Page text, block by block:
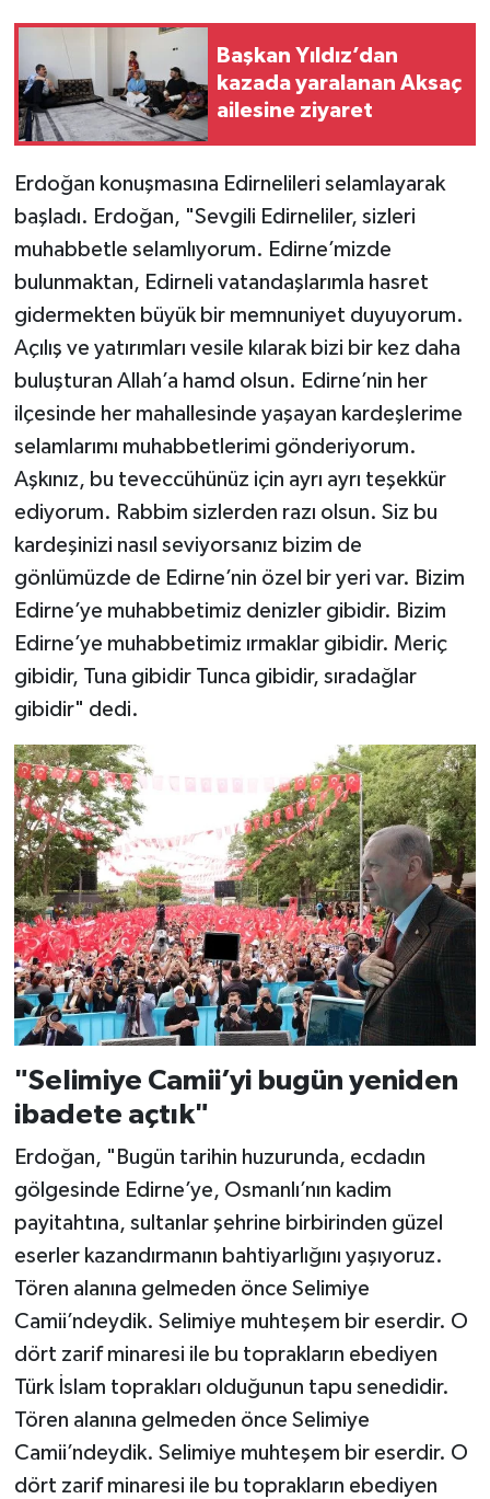
Başkan Yıldız’dan
kazada yaralanan Aksaç
ailesine ziyaret
Erdoğan konuşmasına Edirnelileri selamlayarak
başladı. Erdoğan, "Sevgili Edirneliler, sizleri
muhabbetle selamlıyorum. Edirne’mizde
bulunmaktan, Edirneli vatandaşlarımla hasret
gidermekten büyük bir memnuniyet duyuyorum.
Açılış ve yatırımları vesile kılarak bizi bir kez daha
buluşturan Allah’a hamd olsun. Edirne’nin her
ilçesinde her mahallesinde yaşayan kardeşlerime
selamlarımı muhabbetlerimi gönderiyorum.
Aşkınız, bu teveccühünüz için ayrı ayrı teşekkür
ediyorum. Rabbim sizlerden razı olsun. Siz bu
kardeşinizi nasıl seviyorsanız bizim de
gönlümüzde de Edirne’nin özel bir yeri var. Bizim
Edirne’ye muhabbetimiz denizler gibidir. Bizim
Edirne’ye muhabbetimiz ırmaklar gibidir. Meriç
gibidir, Tuna gibidir Tunca gibidir, sıradağlar
gibidir" dedi.
"Selimiye Camii’yi bugün yeniden
ibadete açtık"
Erdoğan, "Bugün tarihin huzurunda, ecdadın
gölgesinde Edirne’ye, Osmanlı’nın kadim
payitahtına, sultanlar şehrine birbirinden güzel
eserler kazandırmanın bahtiyarlığını yaşıyoruz.
Tören alanına gelmeden önce Selimiye
Camii’ndeydik. Selimiye muhteşem bir eserdir. O
dört zarif minaresi ile bu toprakların ebediyen
Türk İslam toprakları olduğunun tapu senedidir.
Tören alanına gelmeden önce Selimiye
Camii’ndeydik. Selimiye muhteşem bir eserdir. O
dört zarif minaresi ile bu toprakların ebediyen